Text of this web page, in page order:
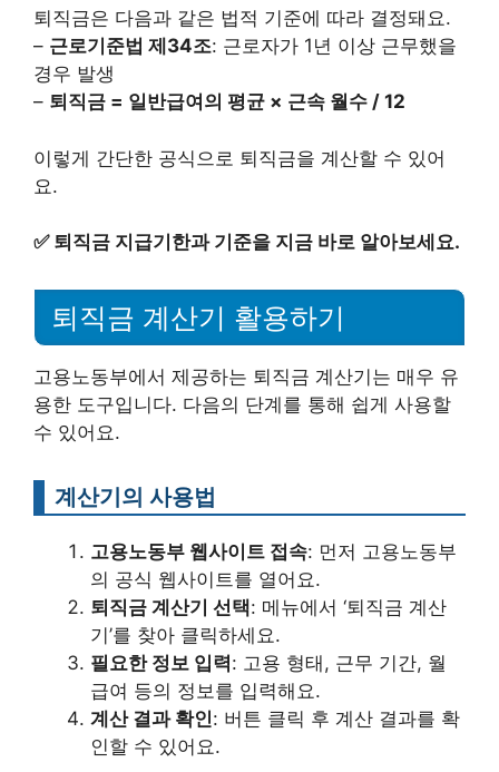
퇴직금은 다음과 같은 법적 기준에 따라 결정돼요.
– 근로기준법 제34조: 근로자가 1년 이상 근무했을
경우 발생
– 퇴직금 = 일반급여의 평균 × 근속 월수 / 12
이렇게 간단한 공식으로 퇴직금을 계산할 수 있어
요.
✅ 퇴직금 지급기한과 기준을 지금 바로 알아보세요.
퇴직금 계산기 활용하기
고용노동부에서 제공하는 퇴직금 계산기는 매우 유
용한 도구입니다. 다음의 단계를 통해 쉽게 사용할
수 있어요.
계산기의 사용법
고용노동부 웹사이트 접속: 먼저 고용노동부
의 공식 웹사이트를 열어요.
퇴직금 계산기 선택: 메뉴에서 ‘퇴직금 계산
기’를 찾아 클릭하세요.
필요한 정보 입력: 고용 형태, 근무 기간, 월
급여 등의 정보를 입력해요.
계산 결과 확인: 버튼 클릭 후 계산 결과를 확
인할 수 있어요.